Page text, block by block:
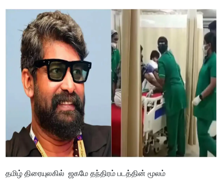
தமிழ் திரையுலகில் ஜகமே தந்திரம் படத்தின் மூலம்